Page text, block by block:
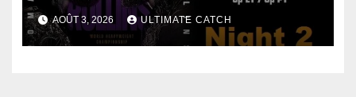
AOÛT 3, 2026 ULTIMATE CATCH